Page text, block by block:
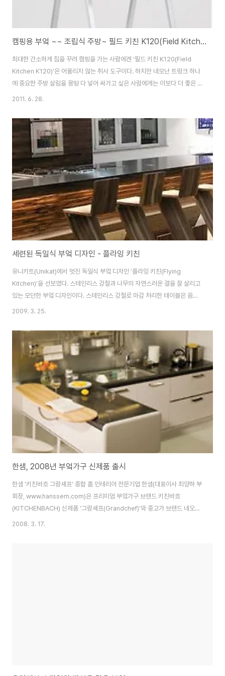
캠핑용 부엌 ~~ 조립식 주방~ 필드 키친 K120(Field Kitchen K120)
최대한 간소하게 짐을 꾸려 캠핑을 가는 사람에겐 ‘필드 키친 K120(Field
Kitchen K120)’은 어울리지 않는 취사 도구이다. 하지만 네모난 트렁크 하나
에 중요한 주방 살림을 몽땅 다 넣어 싸가고 싶은 사람에게는 이보다 더 좋은 제
품은 아직 시중에 없다. 접이식, 혹은 조립식 주방을 트렁크에 넣은 것 치고 좀
없다는 점이 큰 매력 포인트이다. 일단 버너가 안에 들어가 있고, 식사 준비에
필요한 가스통이나 기타 필요한 용품들을 넣을 수 있는 저장 공간도 충분하다.
모두 접어서 닫으면 ‘필드 키친 K120’은 49cm(세로)*65cm(가
로)*38cm(너비)로 줄어든다. 외부 사이드를 감싸고 있는 금속 부분은 알루미
늄 패..
2011. 6. 28.
세련된 독일식 부엌 디자인 - 플라잉 키친
유니카트(Unikat)에서 멋진 독일식 부엌 디자인 ‘플라잉 키친(Flying
Kitchen)’을 선보였다. 스테인리스 강철과 나무의 자연스러운 결을 잘 살리고
있는 모던한 부엌 디자인이다. 스테인리스 강철로 마감 처리한 테이블은 음식
을 준비하는 장소로 사용할 수도 있고, 식탁이나 간단히 술 한 잔 기울일 수 있
잘 어울린다. 모든 가전제품은 기하학적인 형태로 잘 통합되도록 배치했다. 미
래의 부엌에 와 있는 느낌이 들 정도로 깔끔하고 세련된 느낌을 준다. 출처
http://www.schreinerei-trier.de/eng_projects_kitchens-4-
allgemein-18-flyingkitchen-114_1.php
2009. 3. 25.
한샘, 2008년 부엌가구 신제품 출시
한샘 '키친바흐 그랑셰프' 종합 홈 인테리어 전문기업 한샘(대표이사 최양하 부
회장, www.hanssem.com)은 프리미엄 부엌가구 브랜드 키친바흐
(KITCHENBACH) 신제품 ‘그랑셰프(Grandchef)’와 중고가 브랜드 네오유
로(NEOEURO) 신제품 ‘드림라인(Dream Line)’과 ‘노블 블랙&화이트
2008. 3. 17.